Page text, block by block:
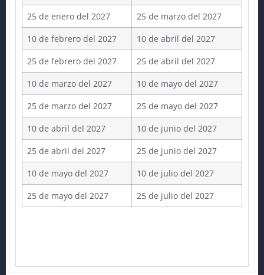
25 de enero del 2027
25 de marzo del 2027
10 de febrero del 2027
10 de abril del 2027
25 de febrero del 2027
25 de abril del 2027
10 de marzo del 2027
10 de mayo del 2027
25 de marzo del 2027
25 de mayo del 2027
10 de abril del 2027
10 de junio del 2027
25 de abril del 2027
25 de junio del 2027
10 de mayo del 2027
10 de julio del 2027
25 de mayo del 2027
25 de julio del 2027